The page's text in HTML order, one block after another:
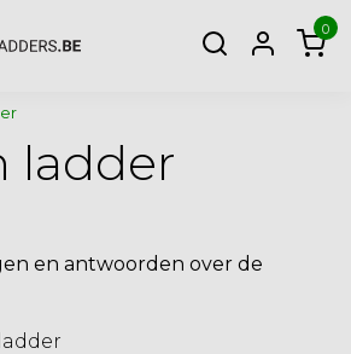
0
ladder
en antwoorden over de